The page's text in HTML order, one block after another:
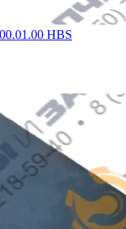
HBS